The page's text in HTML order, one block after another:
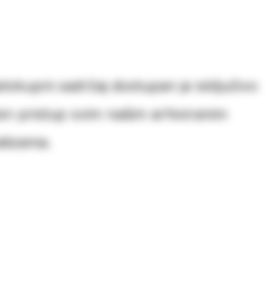
sadržaj dostupan je isključivo
pristup svim našim arhiviranim